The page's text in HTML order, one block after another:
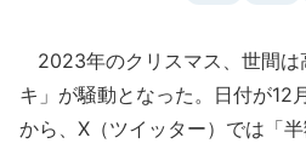
2023年のクリスマス、世間は
キ」が騒動となった。日付が12
から、X（ツイッター）では「